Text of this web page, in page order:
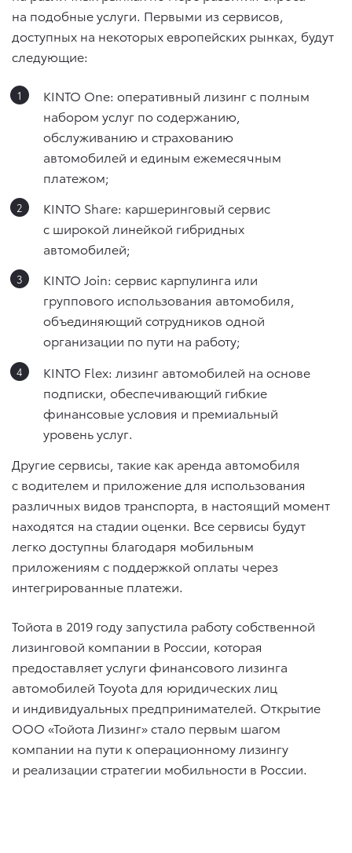
на подобные услуги. Первыми из сервисов,
доступных на некоторых европейских рынках, будут
следующие:
KINTO One: оперативный лизинг с полным
набором услуг по содержанию,
обслуживанию и страхованию
автомобилей и единым ежемесячным
платежом;
KINTO Share: каршеринговый сервис
с широкой линейкой гибридных
автомобилей;
KINTO Join: сервис карпулинга или
группового использования автомобиля,
объединяющий сотрудников одной
организации по пути на работу;
KINTO Flex: лизинг автомобилей на основе
подписки, обеспечивающий гибкие
финансовые условия и премиальный
уровень услуг.
Другие сервисы, такие как аренда автомобиля
с водителем и приложение для использования
различных видов транспорта, в настоящий момент
находятся на стадии оценки. Все сервисы будут
легко доступны благодаря мобильным
приложениям с поддержкой оплаты через
интегрированные платежи.
Тойота в 2019 году запустила работу собственной
лизинговой компании в России, которая
предоставляет услуги финансового лизинга
автомобилей Toyota для юридических лиц
и индивидуальных предпринимателей. Открытие
ООО «Тойота Лизинг» стало первым шагом
компании на пути к операционному лизингу
и реализации стратегии мобильности в России.